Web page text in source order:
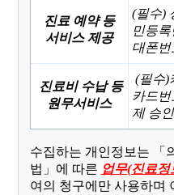
진료 예약 등
서비스 제공
(필수)
민등
대폰번
진료비 수납 등
원무서비스
(필수)
카드번
제 승
수집하는 개인정보는 「
법」에 따른 업무(진료
여의 청구에만 사용하며